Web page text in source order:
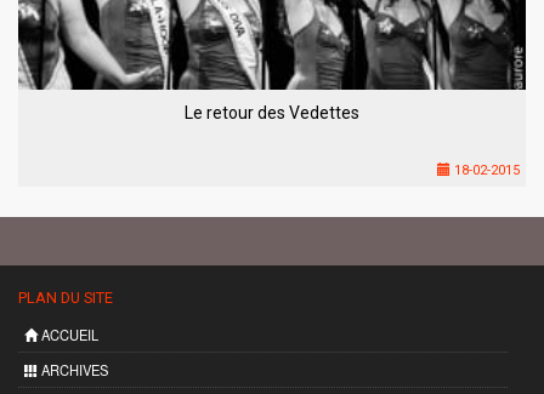
Le retour des Vedettes
18-02-2015
PLAN DU SITE
ACCUEIL
ARCHIVES